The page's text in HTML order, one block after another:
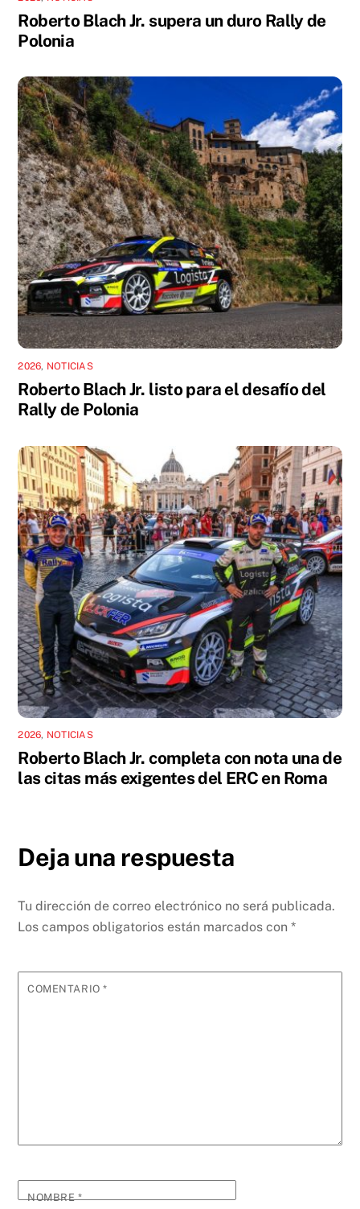
Roberto Blach Jr. supera un duro Rally de
Polonia
2026, NOTICIAS
Roberto Blach Jr. listo para el desafío del
Rally de Polonia
2026, NOTICIAS
Roberto Blach Jr. completa con nota una de
las citas más exigentes del ERC en Roma
Deja una respuesta
Tu dirección de correo electrónico no será publicada.
Los campos obligatorios están marcados con*
COMENTARIO*
NOMBRE*